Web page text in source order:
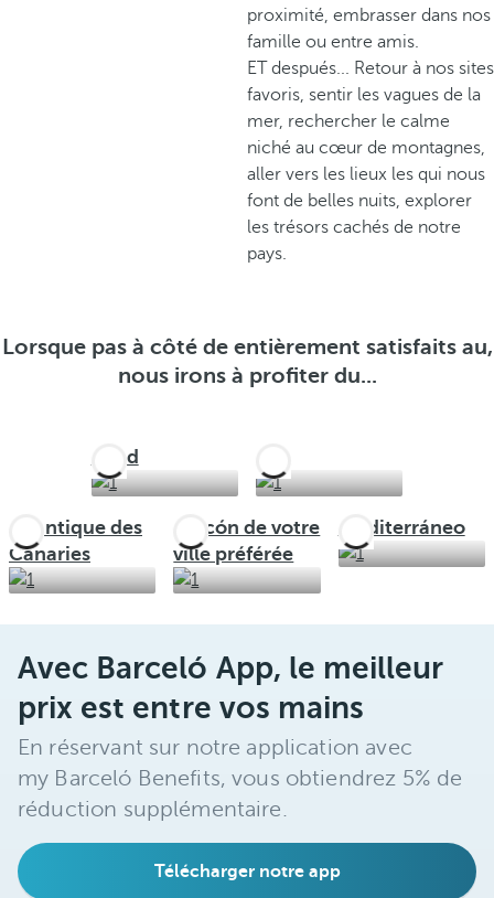
proximité, embrasser dans nos
famille ou entre amis.
ET después... Retour à nos sites
favoris, sentir les vagues de la
mer, rechercher le calme
niché au cœur de montagnes,
aller vers les lieux les qui nous
font de belles nuits, explorer
les trésors cachés de notre
pays.
Lorsque pas à côté de entièrement satisfaits au,
nous irons à profiter du...
Nord
Atlantique des
Canaries
Rincón de votre
ville préférée
Mediterráneo
Avec Barceló App, le meilleur
prix est entre vos mains
En réservant sur notre application avec
my Barceló Benefits, vous obtiendrez 5% de
réduction supplémentaire.
Télécharger notre app